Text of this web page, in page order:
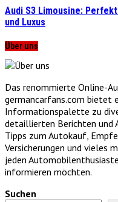
Audi S3 Limousine:
und Luxus
Über uns
Das renommierte Online-
germancarfans.com bietet
Informationspalette zu
detaillierten Berichten und
Tipps zum Autokauf,
Versicherungen und vieles
jeden
informieren möchten.
Suchen